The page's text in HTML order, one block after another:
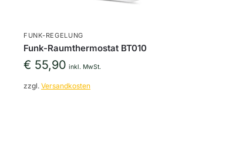
FUNK-REGELUNG
Funk-Raumthermostat BT010
€ 55,90 inkl. MwSt.
zzgl.Versandkosten